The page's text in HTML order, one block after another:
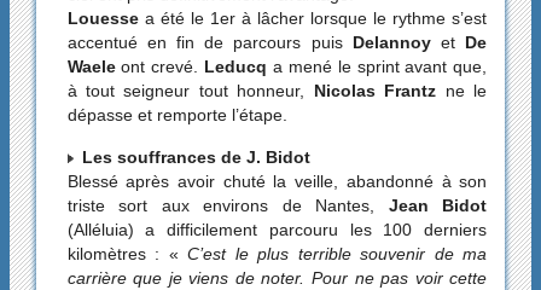
Louessea été le 1er à lâcher lorsque le rythme s’est
accentué en fin de parcours puis Delannoyet De
Waeleont crevé. Leducq a mené le sprint avant que,
à tout seigneur tout honneur, Nicolas Frantz ne le
dépasse et remporte l’étape.
Les souffrances de J. Bidot
Blessé après avoir chuté la veille, abandonné à son
triste sort aux environs de Nantes, Jean Bidot
(Alléluia) a difficilement parcouru les 100 derniers
kilomètres : «C’est le plus terrible souvenir de ma
carrière que je viens de noter. Pour ne pas voir cette